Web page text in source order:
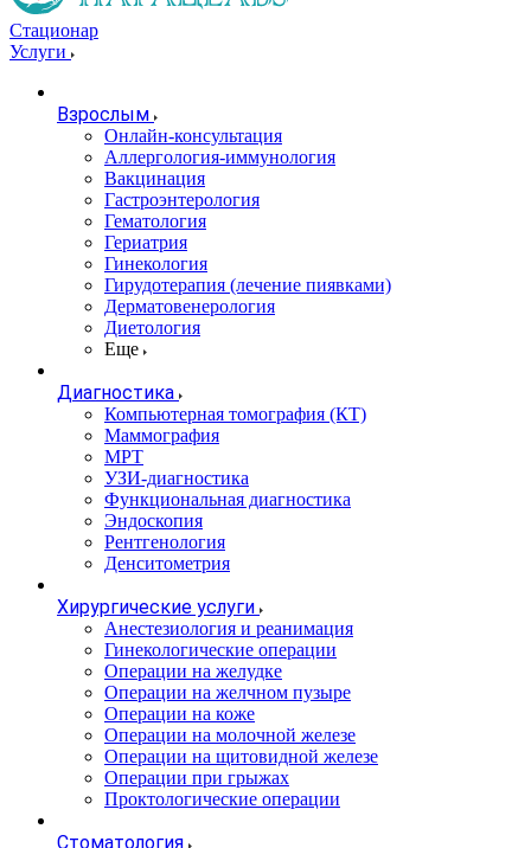
Стационар
Услуги
Взрослым
Онлайн-консультация
Аллергология-иммунология
Вакцинация
Гастроэнтерология
Гематология
Гериатрия
Гинекология
Гирудотерапия (лечение пиявками)
Дерматовенерология
Диетология
Еще
Диагностика
Компьютерная томография (КТ)
Маммография
МРТ
УЗИ-диагностика
Функциональная диагностика
Эндоскопия
Рентгенология
Денситометрия
Хирургические услуги
Анестезиология и реанимация
Гинекологические операции
Операции на желудке
Операции на желчном пузыре
Операции на коже
Операции на молочной железе
Операции на щитовидной железе
Операции при грыжах
Проктологические операции
Стоматология